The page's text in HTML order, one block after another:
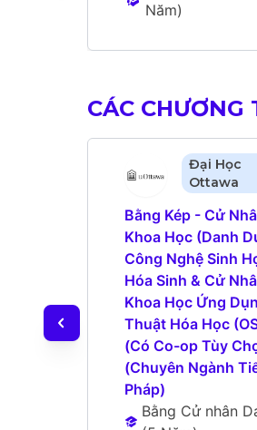
Năm)
CÁC CHƯƠNG
Đại Học
Ottawa
Bằng Kép - Cử
Khoa Học (Danh
Công Nghệ Sinh
Hóa Sinh & Cử
Khoa Học Ứng
Thuật Hóa Học
(Có Co-op Tùy
(Chuyên Ngành
Pháp)
Bằng Cử nhân